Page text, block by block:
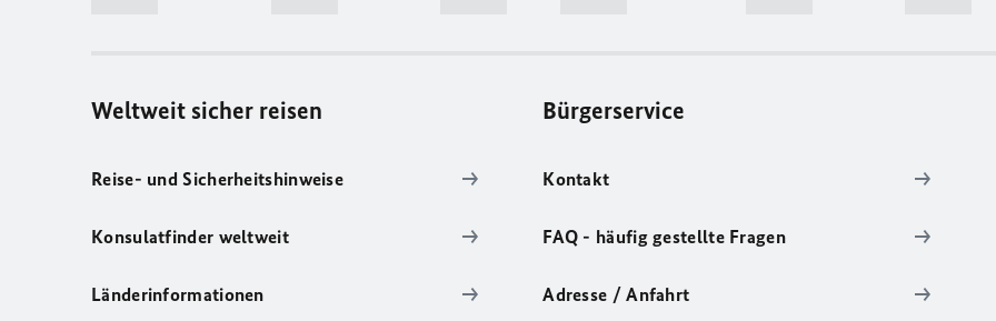
Weltweit sicher reisen
Reise- und Sicherheitshinweise
Konsulatfinder weltweit
Länderinformationen
Bürgerservice
Kontakt
FAQ - häufig gestellte Fragen
Adresse / Anfahrt